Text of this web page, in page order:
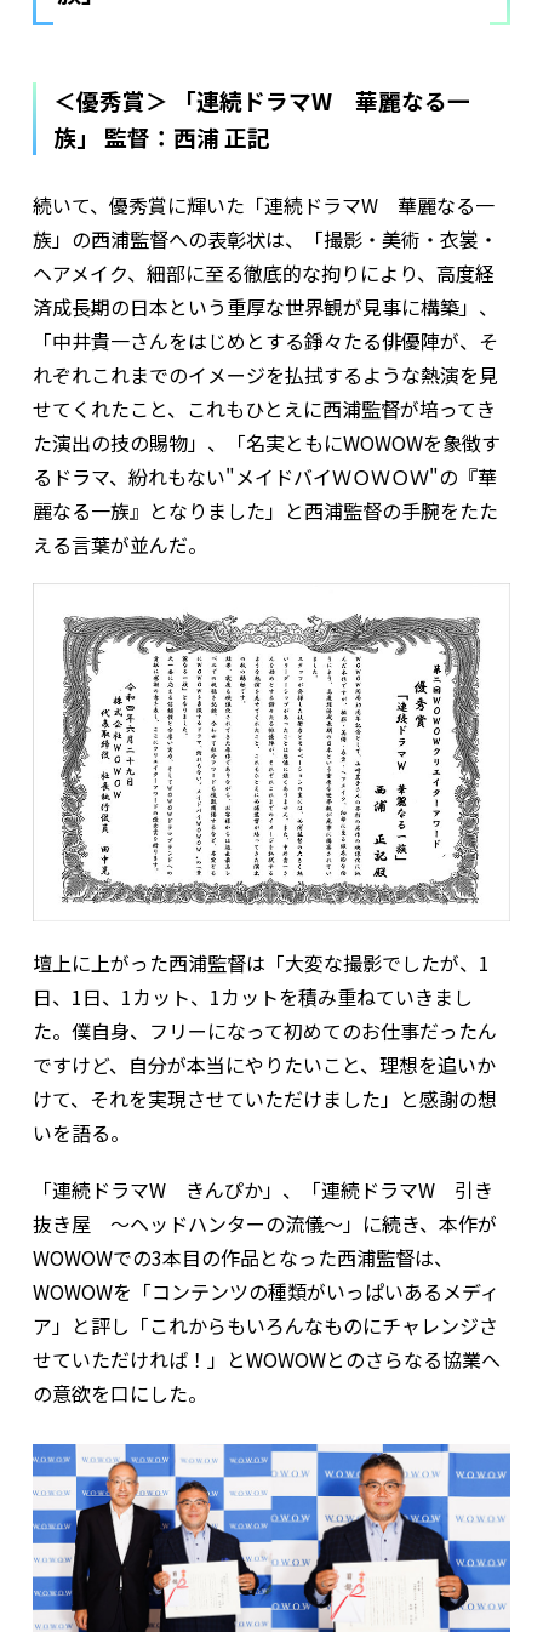
＜優秀賞＞ 「連続ドラマW 華麗なる一
族」 監督：西浦 正記
続いて、優秀賞に輝いた「連続ドラマW 華麗なる一
族」の西浦監督への表彰状は、「撮影・美術・衣裳・
ヘアメイク、細部に至る徹底的な拘りにより、高度経
済成長期の日本という重厚な世界観が見事に構築」、
「中井貴一さんをはじめとする錚々たる俳優陣が、そ
れぞれこれまでのイメージを払拭するような熱演を見
せてくれたこと、これもひとえに西浦監督が培ってき
た演出の技の賜物」、「名実ともにWOWOWを象徴す
るドラマ、紛れもない"メイドバイＷＯＷＯＷ"の『華
麗なる一族』となりました」と西浦監督の手腕をたた
える言葉が並んだ。
壇上に上がった西浦監督は「大変な撮影でしたが、1
日、1日、1カット、1カットを積み重ねていきまし
た。僕自身、フリーになって初めてのお仕事だったん
ですけど、自分が本当にやりたいこと、理想を追いか
けて、それを実現させていただけました」と感謝の想
いを語る。
「連続ドラマW きんぴか」、「連続ドラマW 引き
抜き屋 ～ヘッドハンターの流儀～」に続き、本作が
WOWOWでの3本目の作品となった西浦監督は、
WOWOWを「コンテンツの種類がいっぱいあるメディ
ア」と評し「これからもいろんなものにチャレンジさ
せていただければ！」とWOWOWとのさらなる協業へ
の意欲を口にした。